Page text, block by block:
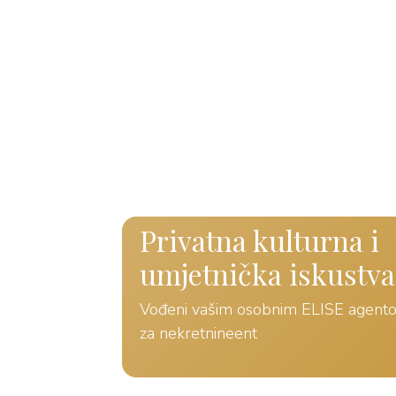
Privatna kulturna i
umjetnička iskustva
Vođeni vašim osobnim ELISE
za nekretnineent